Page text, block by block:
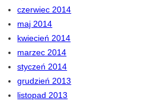
czerwiec 2014
maj 2014
kwiecień 2014
marzec 2014
styczeń 2014
grudzień 2013
listopad 2013